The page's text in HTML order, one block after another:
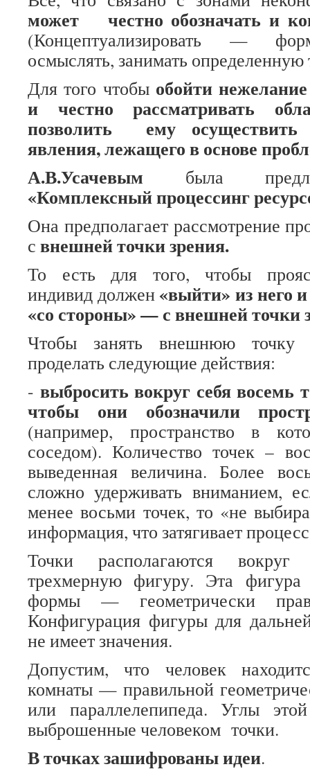
может честно обозначать и
(Концептуализировать —
осмыслять, занимать определенную
Для того чтобы обойти
и честно рассматривать
позволить ему осуществить
явления, лежащего в основе
А.В.Усачевым была
«Комплексный процессинг
Она предполагает рассмотрение
с внешней точки зрения.
То есть для того, чтобы
индивид должен «выйти» из него
«со стороны» — с внешней точки
Чтобы занять внешнюю точку
проделать следующие действия:
- выбросить вокруг себя восемь
чтобы они обозначили
(например, пространство в
соседом). Количество точек –
выведенная величина. Более
сложно удерживать вниманием,
менее восьми точек, то «не
информация, что затягивает
Точки располагаются вокруг
трехмерную фигуру. Эта
формы — геометрически
Конфигурация фигуры для
не имеет значения.
Допустим, что человек
комнаты — правильной
или параллелепипеда. Углы
выброшенные человеком точки.
В точках зашифрованы идеи.